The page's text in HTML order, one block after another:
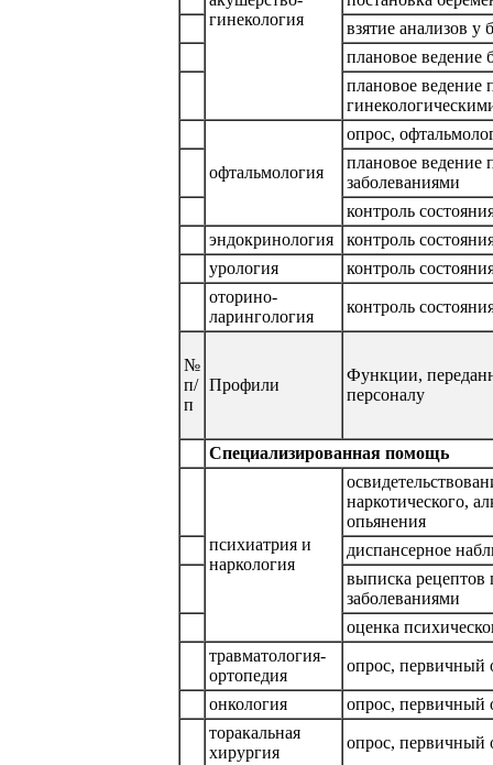
гинекология
взятие анализов у
плановое ведение
плановое ведение
офтальмология
опрос,
плановое ведение
заболеваниями
контроль
эндокринология
контроль
урология
контроль
оторино-
ларингология
контроль
№
п/
п
Профили
Функции,
персоналу
Специализированная помощь
психиатрия и
наркология
наркотического,
опьянения
диспансерное
выписка рецептов
заболеваниями
оценка
травматология-
ортопедия
опрос, первичный
онкология
опрос, первичный
торакальная
хирургия
опрос, первичный